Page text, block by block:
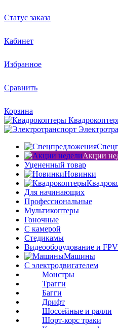
Статус заказа
Кабинет
Избранное
Сравнить
Корзина
Акции
Уцененный товар
Новинки
Для начинающих
Профессиональные
Мультикоптеры
Гоночные
C камерой
Стедикамы
Видеооборудование и FPV
Машины
С электродвигателем
Монстры
Трагги
Багги
Дрифт
Шоссейные и ралли
Шорт-корс траки